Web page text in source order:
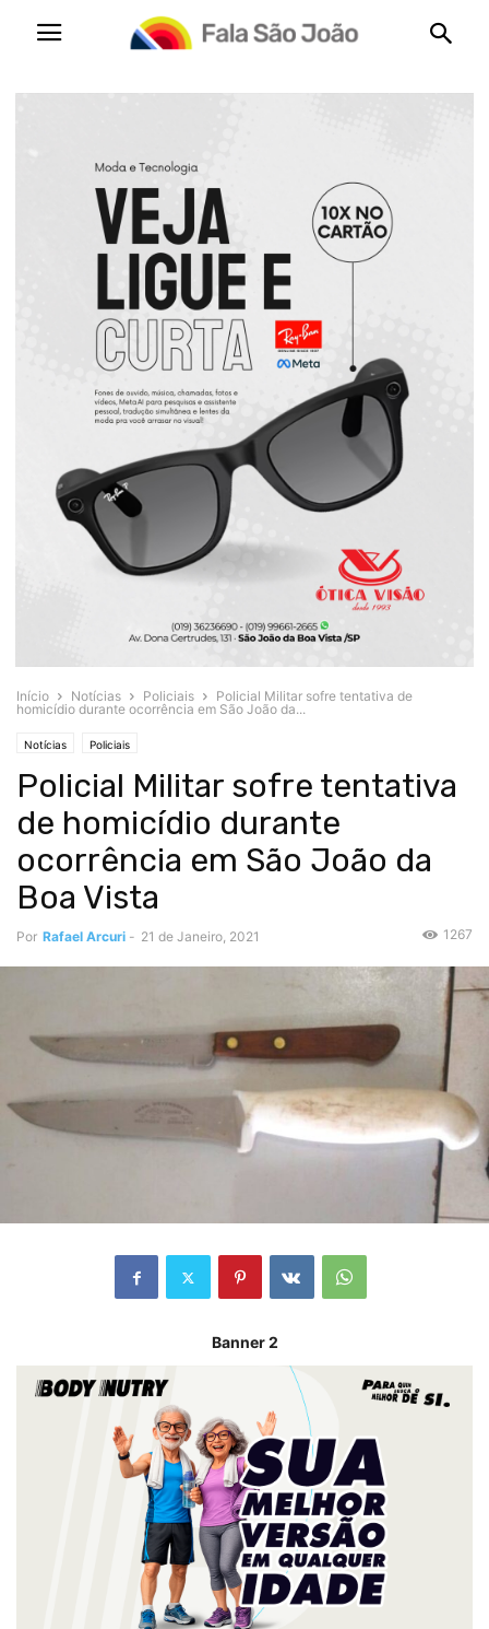
Início Notícias Policiais
Policial Militar sofre tentativa de
homicídio durante ocorrência em São João da...
Notícias Policiais
Policial Militar sofre tentativa
de homicídio durante
ocorrência em São João da
Boa Vista
Por Rafael Arcuri - 21 de Janeiro, 2021 1267
Banner 2